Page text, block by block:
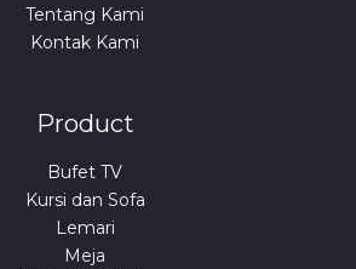
Tentang Kami
Kontak Kami
Product
Bufet TV
Kursi dan Sofa
Lemari
Meja